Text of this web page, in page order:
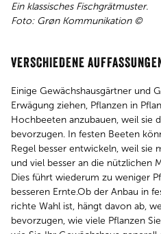
Ein klassisches Fischgrätmuster.
Foto: Grøn Kommunikation ©
VERSCHIEDENE
Einige Gewächshausgärtner und
Erwägung ziehen, Pflanzen in
Hochbeeten anzubauen, weil sie
bevorzugen. In festen Beeten
Regel besser entwickeln, weil sie
und viel besser an die nützlichen
Dies führt wiederum zu weniger
besseren Ernte.Ob der Anbau in
richte Wahl ist, hängt davon ab,
bevorzugen, wie viele Pflanzen